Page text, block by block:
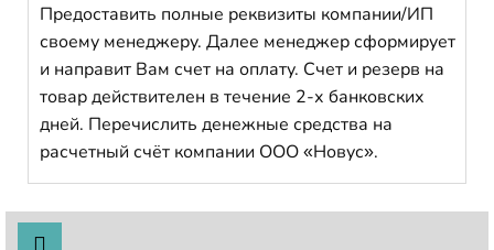
Предоставить полные реквизиты компании/ИП
своему менеджеру. Далее менеджер сформирует
и направит Вам счет на оплату. Счет и резерв на
товар действителен в течение 2-х банковских
дней. Перечислить денежные средства на
расчетный счёт компании ООО «Новус».